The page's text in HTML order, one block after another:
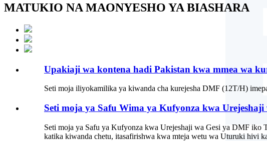
MATUKIO NA MAONYESHO YA BIASHARA
Upakiaji wa kontena hadi Pakistan kwa mmea wa
Seti moja iliyokamilika ya kiwanda cha kurejesha DMF (12T/H)
Seti moja ya Safu Wima ya Kufyonza kwa
Seti moja ya Safu ya Kufyonza kwa Urejeshaji wa Gesi ya DMF iko
katika kiwanda chetu, itasafirishwa kwa mteja wetu wa Uturuki hivi